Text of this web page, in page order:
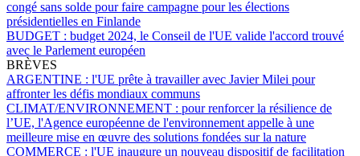
congé sans solde pour faire campagne pour les élections
présidentielles en Finlande
BUDGET : budget 2024, le Conseil de l'UE valide l'accord trouvé
avec le Parlement européen
BRÈVES
ARGENTINE : l'UE prête à travailler avec Javier Milei pour
affronter les défis mondiaux communs
CLIMAT/ENVIRONNEMENT : pour renforcer la résilience de
l’UE, l'Agence européenne de l'environnement appelle à une
meilleure mise en œuvre des solutions fondées sur la nature
COMMERCE : l'UE inaugure un nouveau dispositif de facilitation